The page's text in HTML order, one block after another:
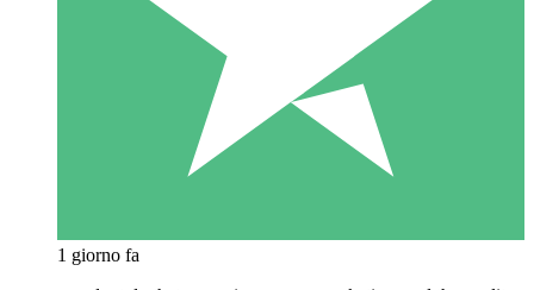
1 giorno fa